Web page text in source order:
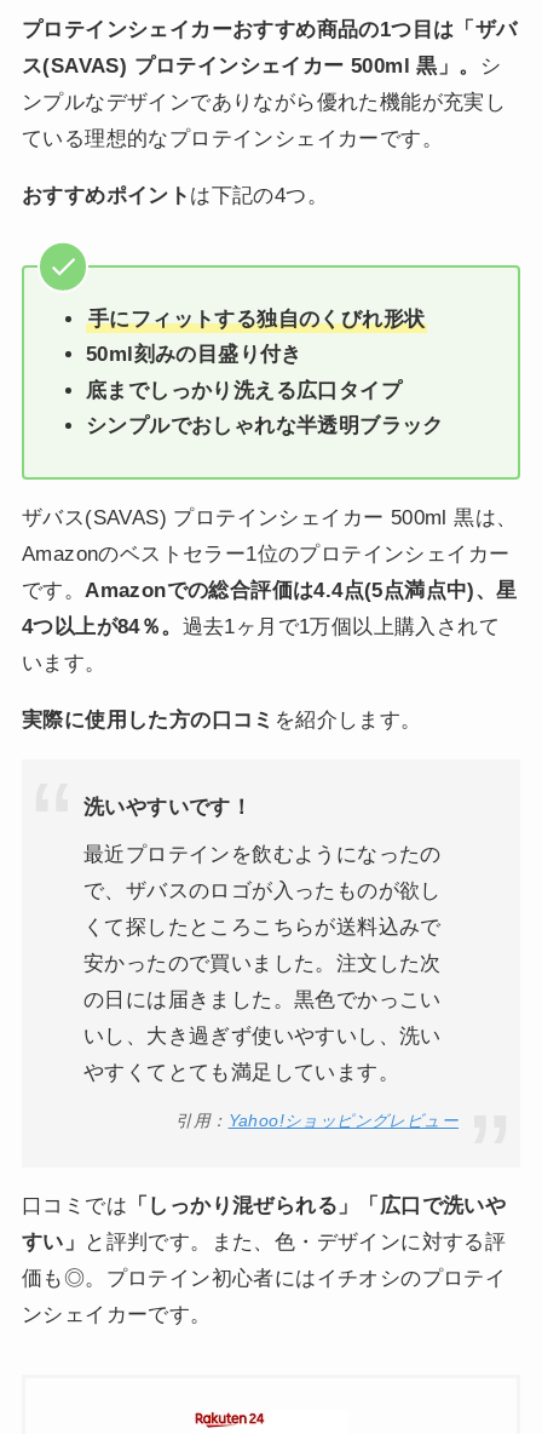
プロテインシェイカーおすすめ商品の1つ目は「ザバ
ス(SAVAS) プロテインシェイカー 500ml 黒」。
シ
ンプルなデザインでありながら優れた機能が充実し
ている理想的なプロテインシェイカーです。
おすすめポイント は下記の4つ。
手にフィットする独自のくびれ形状
50ml刻みの目盛り付き
底までしっかり洗える広口タイプ
シンプルでおしゃれな半透明ブラック
ザバス(SAVAS) プロテインシェイカー 500ml 黒は、
Amazonのベストセラー1位のプロテインシェイカー
です。 Amazonでの総合評価は4.4点(5点満点中)、星
4つ以上が84％。 過去1ヶ月で1万個以上購入されて
います。
実際に使用した方の口コミ を紹介します。
洗いやすいです！
最近プロテインを飲むようになったの
で、ザバスのロゴが入ったものが欲し
くて探したところこちらが送料込みで
安かったので買いました。注文した次
の日には届きました。黒色でかっこい
いし、大き過ぎず使いやすいし、洗い
やすくてとても満足しています。
引用： Yahoo!ショッピングレビュー
口コミでは 「しっかり混ぜられる」「広口で洗いや
すい」
と評判です。また、色・デザインに対する評
価も◎。プロテイン初心者にはイチオシのプロテイ
ンシェイカーです。